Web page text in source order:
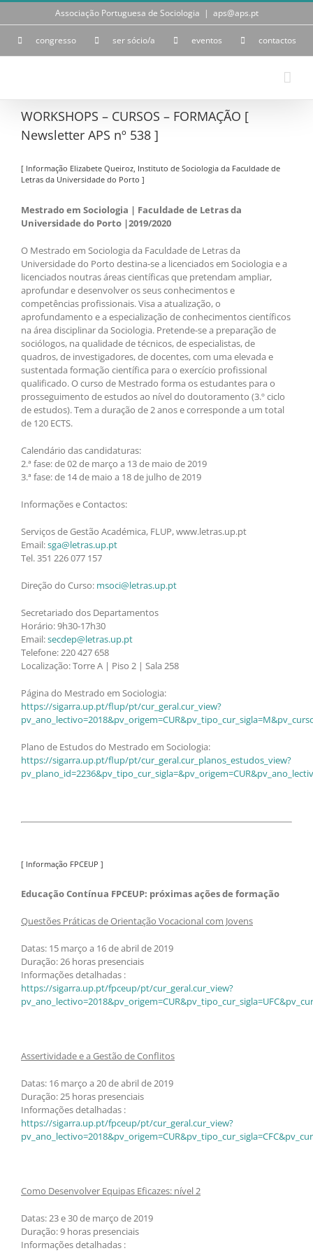
Skip
Associação Portuguesa de Sociologia | aps@aps.pt
congresso ser sócio/a eventos contactos
WORKSHOPS – CURSOS – FORMAÇÃO [
Newsletter APS nº 538 ]
[ Informação Elizabete Queiroz, Instituto de Sociologia da Faculdade de
Letras da Universidade do Porto ]
Mestrado em Sociologia | Faculdade de Letras da
Universidade do Porto |2019/2020
O Mestrado em Sociologia da Faculdade de Letras da
Universidade do Porto destina-se a licenciados em Sociologia e a
licenciados noutras áreas científicas que pretendam ampliar,
aprofundar e desenvolver os seus conhecimentos e
competências profissionais. Visa a atualização, o
aprofundamento e a especialização de conhecimentos científicos
na área disciplinar da Sociologia. Pretende-se a preparação de
sociólogos, na qualidade de técnicos, de especialistas, de
quadros, de investigadores, de docentes, com uma elevada e
sustentada formação científica para o exercício profissional
qualificado. O curso de Mestrado forma os estudantes para o
prosseguimento de estudos ao nível do doutoramento (3.º ciclo
de estudos). Tem a duração de 2 anos e corresponde a um total
de 120 ECTS.
Calendário das candidaturas:
2.ª fase: de 02 de março a 13 de maio de 2019
3.ª fase: de 14 de maio a 18 de julho de 2019
Informações e Contactos:
Serviços de Gestão Académica, FLUP, www.letras.up.pt
Email:sga@letras.up.pt
Tel. 351 226 077 157
Direção do Curso: msoci@letras.up.pt
Secretariado dos Departamentos
Horário: 9h30-17h30
Email:secdep@letras.up.pt
Telefone: 220 427 658
Localização: Torre A | Piso 2 | Sala 258
Página do Mestrado em Sociologia:
https://sigarra.up.pt/flup/pt/cur_geral.cur_view?
Plano de Estudos do Mestrado em Sociologia:
https://sigarra.up.pt/flup/pt/cur_geral.cur_planos_estudos_view?
[ Informação FPCEUP ]
Educação Contínua FPCEUP: próximas ações de formação
Questões Práticas de Orientação Vocacional com Jovens
Datas: 15 março a 16 de abril de 2019
Duração: 26 horas presenciais
Informações detalhadas :
https://sigarra.up.pt/fpceup/pt/cur_geral.cur_view?
Assertividade e a Gestão de Conflitos
Datas: 16 março a 20 de abril de 2019
Duração: 25 horas presenciais
Informações detalhadas :
https://sigarra.up.pt/fpceup/pt/cur_geral.cur_view?
Como Desenvolver Equipas Eficazes: nível 2
Datas: 23 e 30 de março de 2019
Duração: 9 horas presenciais
Informações detalhadas :